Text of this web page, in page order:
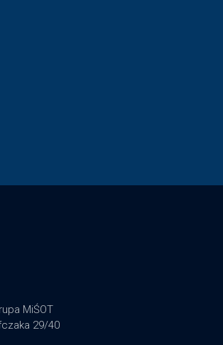
MiŚOT
29/40